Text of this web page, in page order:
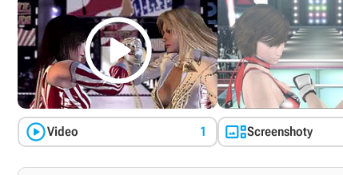

Video 1 Screenshoty